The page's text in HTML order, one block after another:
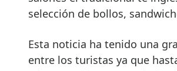
selección de bollos,
Esta noticia ha tenido una
entre los turistas ya que